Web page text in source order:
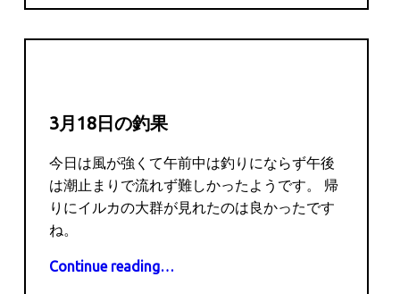
3月18日の釣果
今日は風が強くて午前中は釣りにならず午後
は潮止まりで流れず難しかったようです。 帰
りにイルカの大群が見れたのは良かったです
ね。
Continue reading“3月18日の釣果”
…